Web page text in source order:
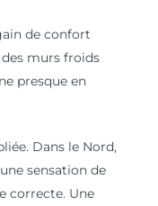
de confort
murs froids
presque en
Dans le Nord,
sensation de
correcte. Une